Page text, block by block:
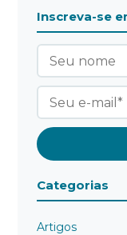
Inscreva-se
Categorias
Artigos